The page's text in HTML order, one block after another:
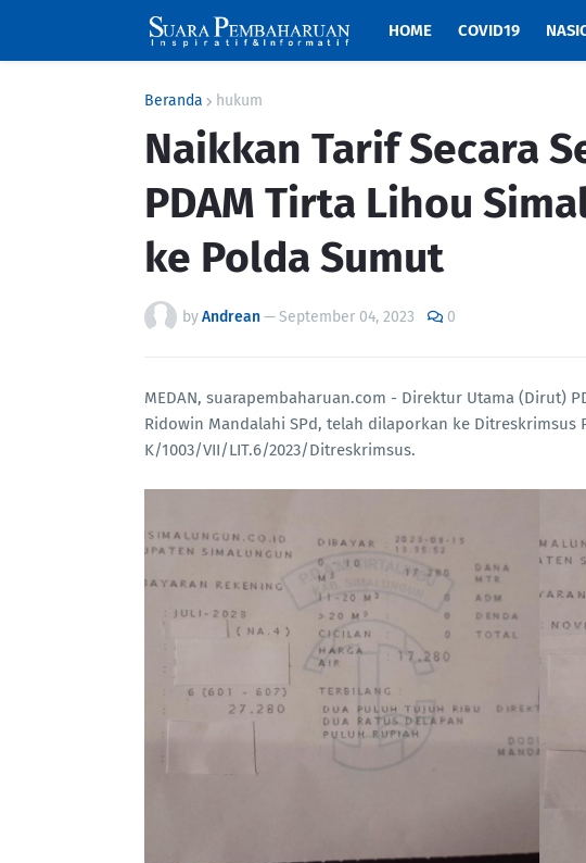
HOME COVID19
Beranda hukum
Naikkan Tarif Secara
PDAM Tirta Lihou
ke Polda Sumut
byAndrean—September 04, 2023 0
MEDAN, suarapembaharuan.com - Direktur Utama (Dirut)
Ridowin Mandalahi SPd, telah dilaporkan ke Ditreskrimsus
K/1003/VII/LIT.6/2023/Ditreskrimsus.